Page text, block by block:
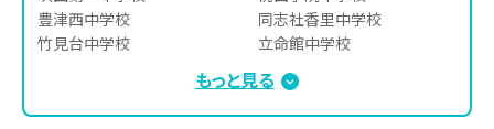
豊津西中学校
竹見台中学校
豊中第三中学校
同志社香里中学校
立命館中学校
履正社学園豊中中学校
梅花中学校
アサンプション国際中学校
もっと見る